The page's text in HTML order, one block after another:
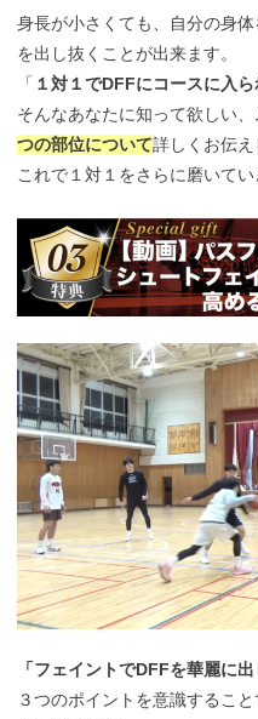
身長が小さくても、自分の身
を出し抜くことが出来ます。
「 １対１でDFFにコースに入ら
そんなあなたに知って欲しい
つの部位について詳しくお伝え
これで１対１をさらに磨いてい
「フェイントでDFFを華麗に出
３つのポイントを意識するこ